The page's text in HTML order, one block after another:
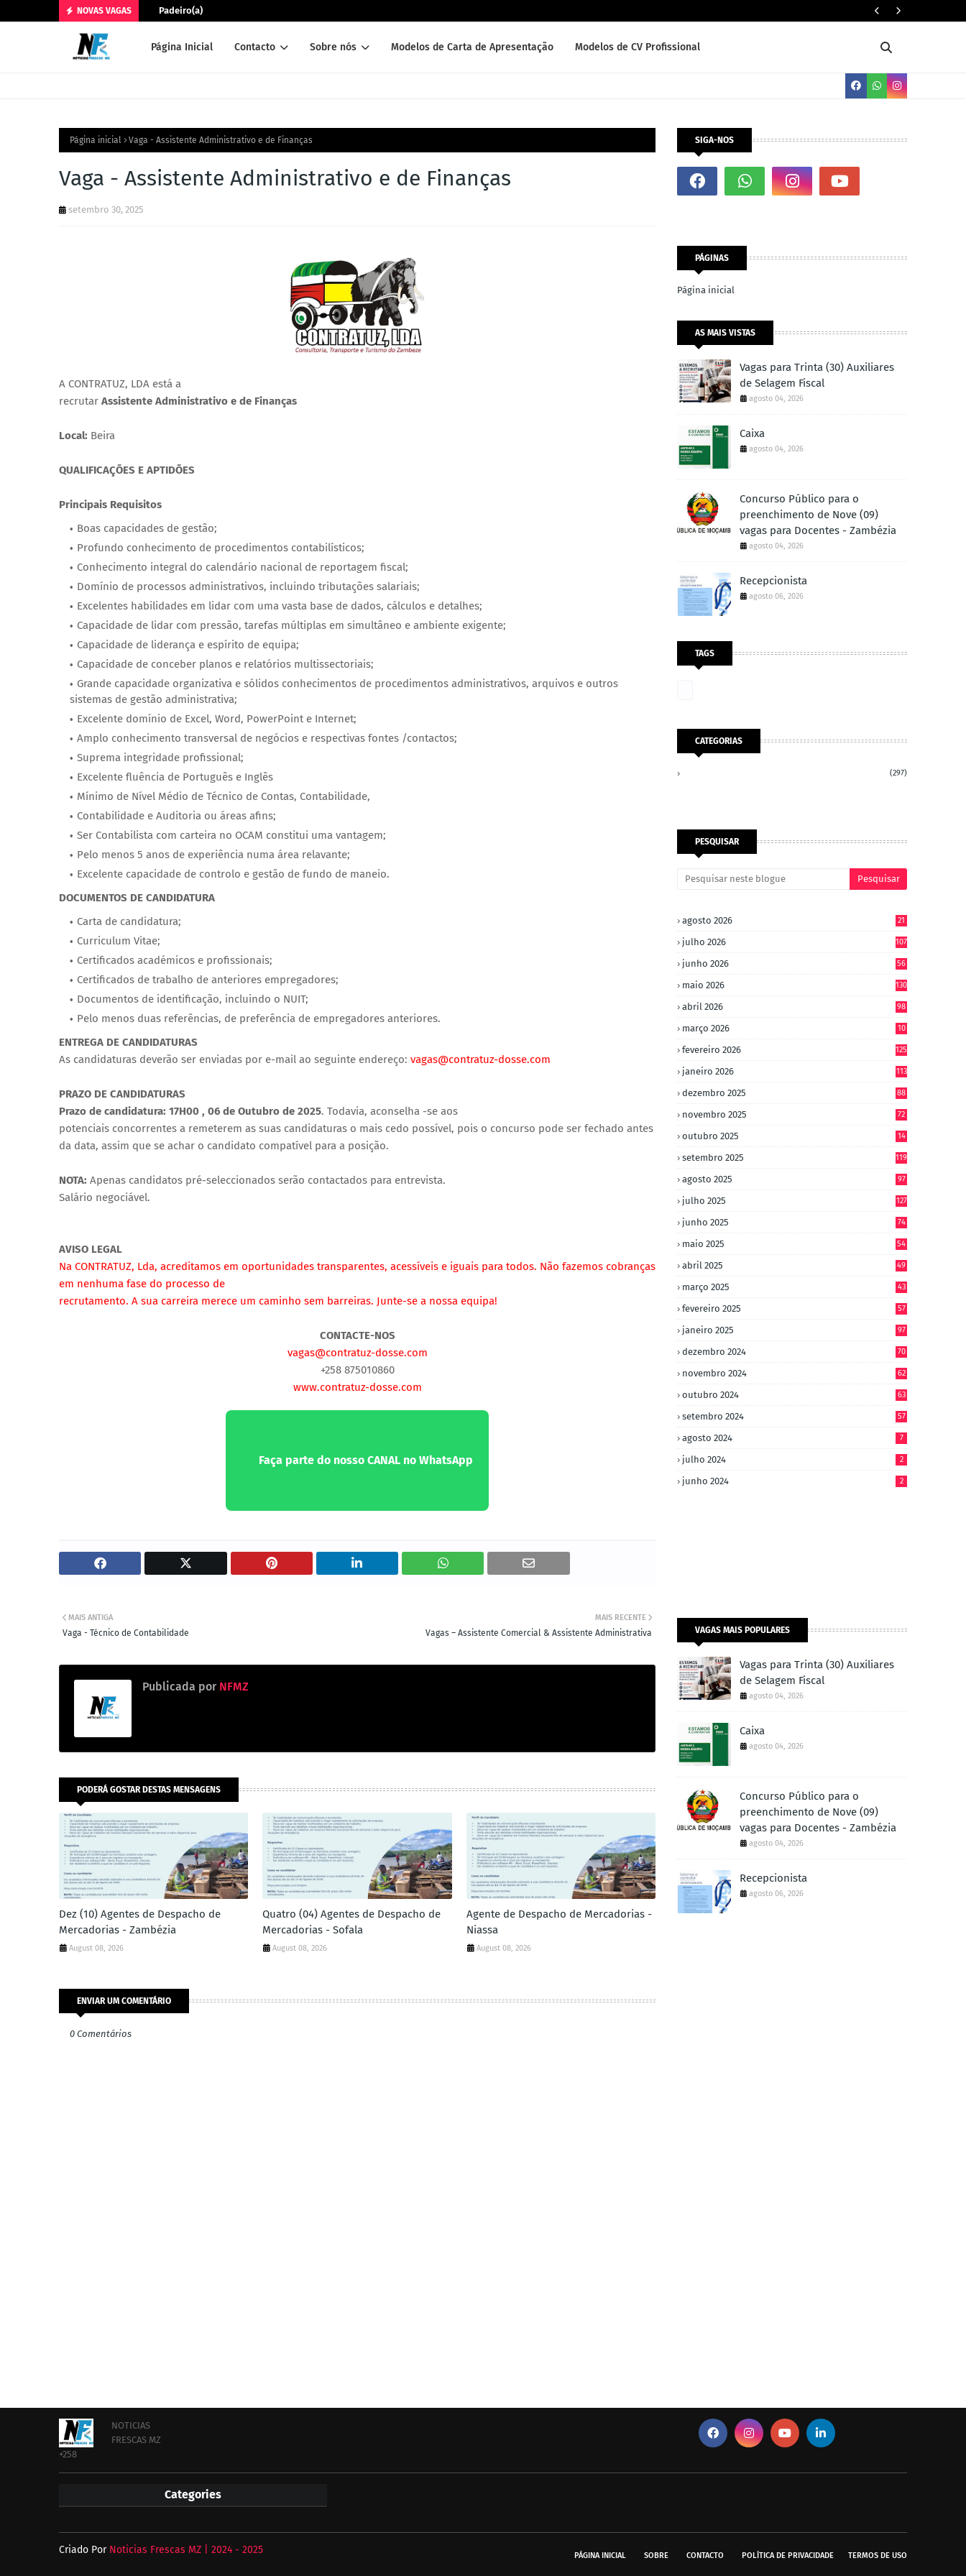
NOVAS VAGAS Padeiro(a)
Página Inicial Contacto Sobre nós Modelos de Carta de Apresentação Modelos de CV Profissional
Página inicial Vaga - Assistente Administrativo e de Finanças
Vaga - Assistente Administrativo e de Finanças
setembro 30, 2025
A CONTRATUZ, LDA está a
recrutar Assistente Administrativo e de Finanças
Local: Beira
QUALIFICAÇÕES E APTIDÕES
Principais Requisitos
Boas capacidades de gestão;
Profundo conhecimento de procedimentos contabilísticos;
Conhecimento integral do calendário nacional de reportagem fiscal;
Domínio de processos administrativos, incluindo tributações salariais;
Excelentes habilidades em lidar com uma vasta base de dados, cálculos e detalhes;
Capacidade de lidar com pressão, tarefas múltiplas em simultâneo e ambiente exigente;
Capacidade de liderança e espírito de equipa;
Capacidade de conceber planos e relatórios multissectoriais;
Grande capacidade organizativa e sólidos conhecimentos de procedimentos administrativos, arquivos e outros
sistemas de gestão administrativa;
Excelente domínio de Excel, Word, PowerPoint e Internet;
Amplo conhecimento transversal de negócios e respectivas fontes /contactos;
Suprema integridade profissional;
Excelente fluência de Português e Inglês
Mínimo de Nível Médio de Técnico de Contas, Contabilidade,
Contabilidade e Auditoria ou áreas afins;
Ser Contabilista com carteira no OCAM constitui uma vantagem;
Pelo menos 5 anos de experiência numa área relavante;
Excelente capacidade de controlo e gestão de fundo de maneio.
DOCUMENTOS DE CANDIDATURA
Carta de candidatura;
Curriculum Vitae;
Certificados académicos e profissionais;
Certificados de trabalho de anteriores empregadores;
Documentos de identificação, incluindo o NUIT;
Pelo menos duas referências, de preferência de empregadores anteriores.
ENTREGA DE CANDIDATURAS
As candidaturas deverão ser enviadas por e-mail ao seguinte endereço: vagas@contratuz-dosse.com
PRAZO DE CANDIDATURAS
Prazo de candidatura: 17H00 , 06 de Outubro de 2025. Todavia, aconselha -se aos
potenciais concorrentes a remeterem as suas candidaturas o mais cedo possível, pois o concurso pode ser fechado antes
da data, assim que se achar o candidato compatível para a posição.
NOTA: Apenas candidatos pré-seleccionados serão contactados para entrevista.
Salário negociável.
AVISO LEGAL
Na CONTRATUZ, Lda, acreditamos em oportunidades transparentes, acessíveis e iguais para todos. Não fazemos cobranças
em nenhuma fase do processo de
recrutamento. A sua carreira merece um caminho sem barreiras. Junte-se a nossa equipa!
CONTACTE-NOS
vagas@contratuz-dosse.com
+258 875010860
www.contratuz-dosse.com
Faça parte do nosso CANAL no WhatsApp
MAIS RECENTE
Vagas – Assistente Comercial & Assistente Administrativa
MAIS ANTIGA
Vaga - Técnico de Contabilidade
Publicada por NFMZ
PODERÁ GOSTAR DESTAS MENSAGENS
Dez (10) Agentes de Despacho de
Mercadorias - Zambézia
August 08, 2026
Quatro (04) Agentes de Despacho de
Mercadorias - Sofala
August 08, 2026
Agente de Despacho de Mercadorias -
Niassa
August 08, 2026
ENVIAR UM COMENTÁRIO
0 Comentários
SIGA-NOS
PÁGINAS
Página inicial
AS MAIS VISTAS
Vagas para Trinta (30) Auxiliares
de Selagem Fiscal
agosto 04, 2026
Caixa
agosto 04, 2026
Concurso Público para o
preenchimento de Nove (09)
vagas para Docentes - Zambézia
agosto 04, 2026
Recepcionista
agosto 06, 2026
TAGS
CATEGORIAS
(297)
PESQUISAR
agosto 2026 21
julho 2026 107
junho 2026 56
maio 2026 130
abril 2026 98
março 2026
10
fevereiro 2026 125
janeiro 2026 113
dezembro 2025 88
novembro 2025 72
outubro 2025
14
setembro 2025 119
agosto 2025 97
julho 2025 127
junho 2025 74
maio 2025 54
abril 2025 49
março 2025 43
fevereiro 2025 57
janeiro 2025 97
dezembro 2024 70
novembro 2024 62
outubro 2024 63
setembro 2024 57
agosto 2024 7
julho 2024 2
junho 2024 2
VAGAS MAIS POPULARES
Vagas para Trinta (30) Auxiliares
de Selagem Fiscal
agosto 04, 2026
Caixa
agosto 04, 2026
Concurso Público para o
preenchimento de Nove (09)
vagas para Docentes - Zambézia
agosto 04, 2026
Recepcionista
agosto 06, 2026
NOTICIAS
FRESCAS MZ
+258
Categories
PÁGINA INICIAL SOBRE CONTACTO POLÍTICA DE PRIVACIDADE TERMOS DE USO
Criado Por Noticias Frescas MZ | 2024 - 2025